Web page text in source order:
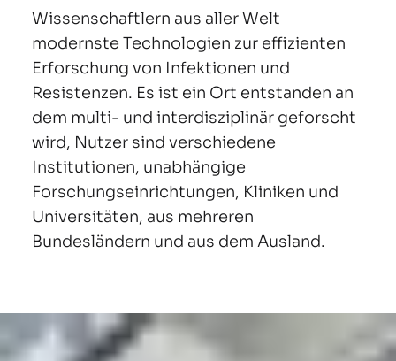
Wissenschaftlern aus aller Welt
modernste Technologien zur effizienten
Erforschung von Infektionen und
Resistenzen. Es ist ein Ort entstanden an
dem multi- und interdisziplinär geforscht
wird, Nutzer sind verschiedene
Institutionen, unabhängige
Forschungseinrichtungen, Kliniken und
Universitäten, aus mehreren
Bundesländern und aus dem Ausland.